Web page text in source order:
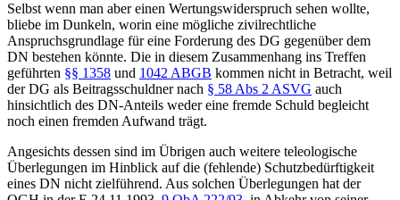
Selbst wenn man aber einen Wertungswiderspruch sehen wollte,
bliebe im Dunkeln, worin eine mögliche zivilrechtliche
Anspruchsgrundlage für eine Forderung des DG gegenüber dem
DN bestehen könnte. Die in diesem Zusammenhang ins Treffen
geführten §§ 1358 und 1042 ABGB kommen nicht in Betracht, weil
der DG als Beitragsschuldner nach § 58 Abs 2 ASVG auch
hinsichtlich des DN-Anteils weder eine fremde Schuld begleicht
noch einen fremden Aufwand trägt.
Angesichts dessen sind im Übrigen auch weitere teleologische
Überlegungen im Hinblick auf die (fehlende) Schutzbedürftigkeit
eines DN nicht zielführend. Aus solchen Überlegungen hat der